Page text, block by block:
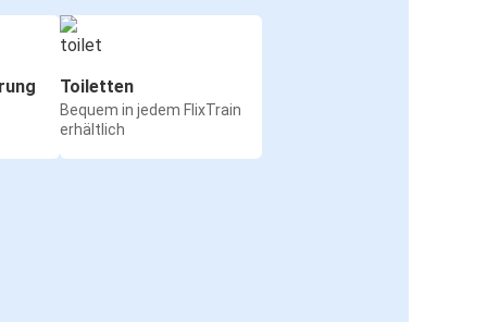
Toiletten
Bequem in jedem FlixTrain
erhältlich